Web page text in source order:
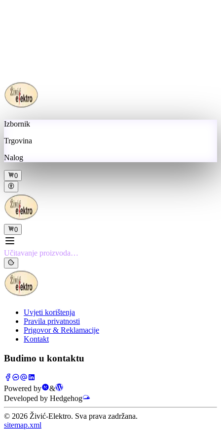
Izbornik
Trgovina
Nalog
0
0
Učitavanje proizvoda…
Uvjeti korištenja
Pravila privatnosti
Prigovor & Reklamacije
Kontakt
Budimo u kontaktu
Powered by
&
Developed by Hedgehog
© 2026 Živić-Elektro. Sva prava zadržana.
sitemap.xml